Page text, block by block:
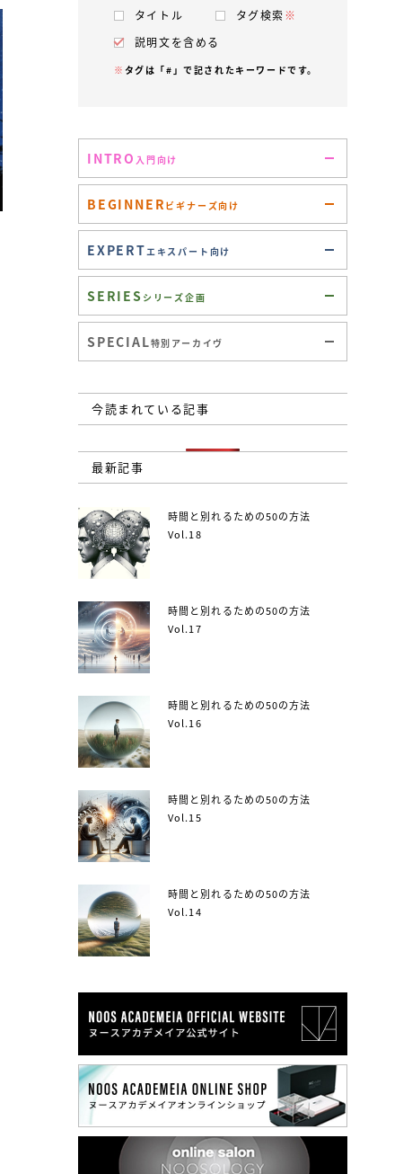
タイトル タグ検索※
説明文を含める
※ タグは「#」で記されたキーワードです。
INTRO 入門向け
BEGINNER ビギナーズ向け
EXPERTエキスパート向け
SERIES シリーズ企画
SPECIAL特別アーカイヴ
今読まれている記事
最新記事
時間と別れるための50の方法
Vol.18
時間と別れるための50の方法
Vol.17
時間と別れるための50の方法
Vol.16
時間と別れるための50の方法
Vol.15
時間と別れるための50の方法
Vol.14